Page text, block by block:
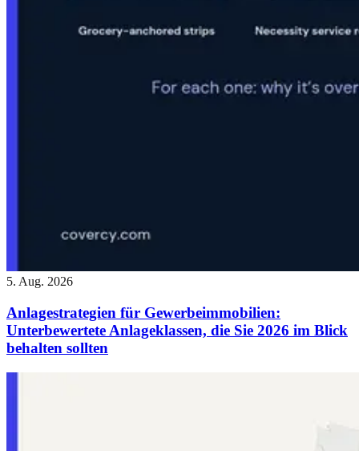
5. Aug. 2026
Anlagestrategien für Gewerbeimmobilien:
Unterbewertete Anlageklassen, die Sie 2026 im Blick
behalten sollten